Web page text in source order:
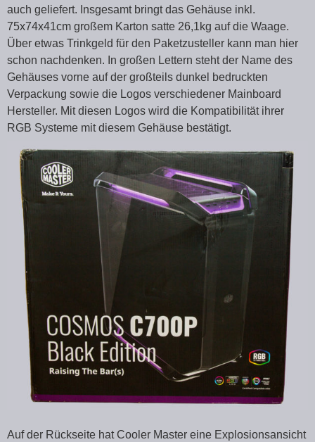
auch geliefert. Insgesamt bringt das Gehäuse inkl.
75x74x41cm großem Karton satte 26,1kg auf die Waage.
Über etwas Trinkgeld für den Paketzusteller kann man hier
schon nachdenken. In großen Lettern steht der Name des
Gehäuses vorne auf der großteils dunkel bedruckten
Verpackung sowie die Logos verschiedener Mainboard
Hersteller. Mit diesen Logos wird die Kompatibilität ihrer
RGB Systeme mit diesem Gehäuse bestätigt.
Auf der Rückseite hat Cooler Master eine Explosionsansicht